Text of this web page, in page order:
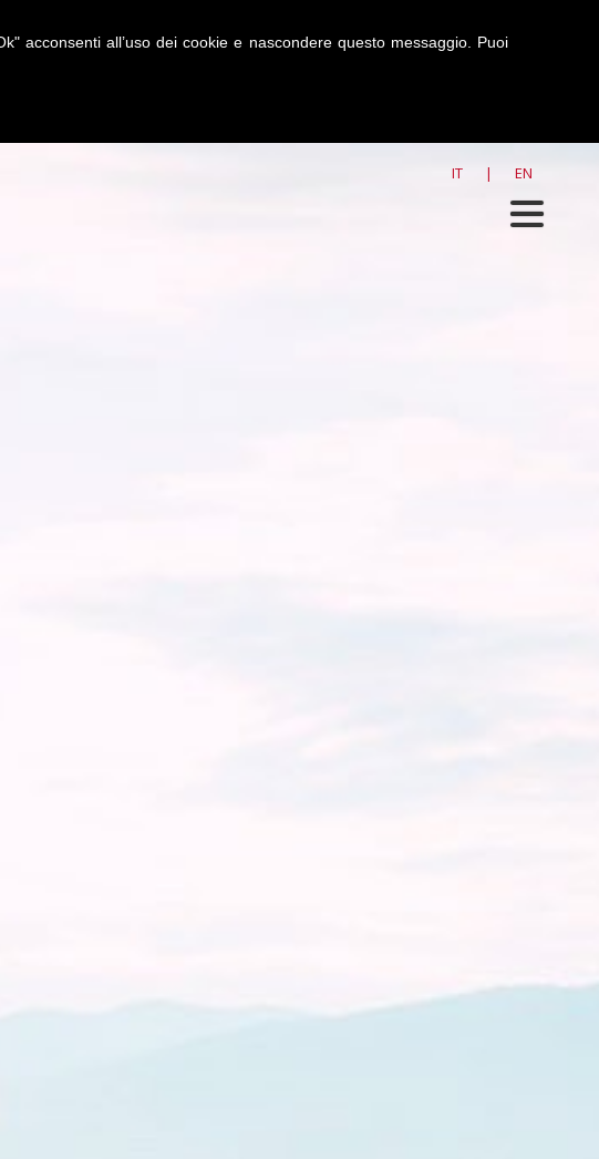
acconsenti all’uso dei cookie e nascondere questo messaggio. Puoi
IT | EN